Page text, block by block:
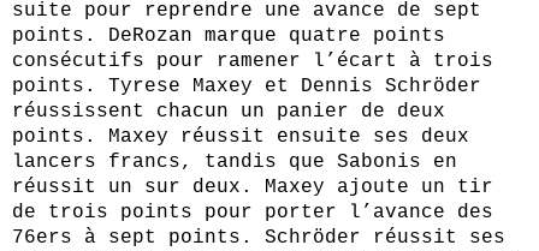
suite pour reprendre une avance de sept
points. DeRozan marque quatre points
consécutifs pour ramener l’écart à trois
points. Tyrese Maxey et Dennis Schröder
réussissent chacun un panier de deux
points. Maxey réussit ensuite ses deux
lancers francs, tandis que Sabonis en
réussit un sur deux. Maxey ajoute un tir
de trois points pour porter l’avance des
76ers à sept points. Schröder réussit ses